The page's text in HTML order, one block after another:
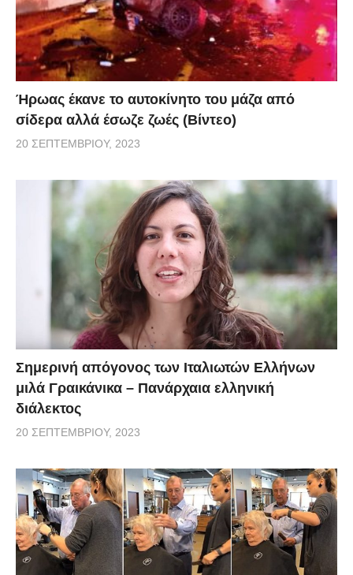
Ήρωας έκανε το αυτοκίνητο του μάζα από
σίδερα αλλά έσωζε ζωές (Βίντεο)
20 ΣΕΠΤΕΜΒΡΊΟΥ, 2023
Σημερινή απόγονος των Ιταλιωτών Ελλήνων
μιλά Γραικάνικα – Πανάρχαια ελληνική
διάλεκτος
20 ΣΕΠΤΕΜΒΡΊΟΥ, 2023